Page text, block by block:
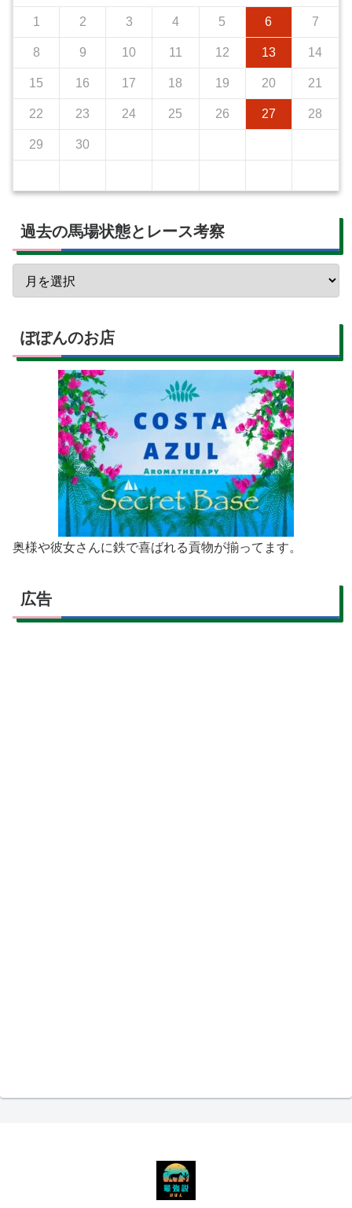
1 2 3 4 5 6 7
8 9 10 11 12 13 14
15 16 17 18 19 20 21
22 23 24 25 26 27 28
29 30
過去の馬場状態とレース考察
ぽぽんのお店
奥様や彼女さんに鉄で喜ばれる貢物が揃ってます。
広告